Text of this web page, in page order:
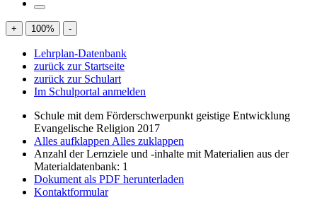
+ 100% -
Lehrplan-Datenbank
zurück zur Startseite
zurück zur Schulart
Im Schulportal anmelden
Schule mit dem Förderschwerpunkt geistige Entwicklung
Evangelische Religion 2017
Alles aufklappen Alles zuklappen
Anzahl der Lernziele und -inhalte mit Materialien aus der
Materialdatenbank: 1
Dokument als PDF herunterladen
Kontaktformular